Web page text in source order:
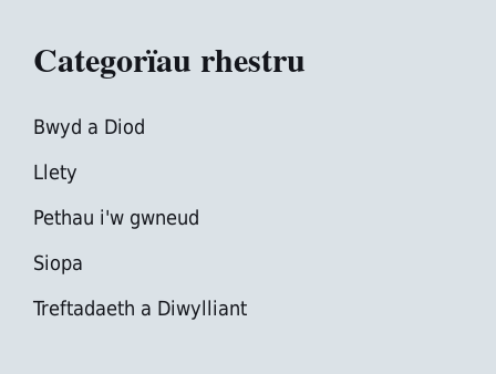
Categorïau rhestru
Bwyd a Diod
Llety
Pethau i'w gwneud
Siopa
Treftadaeth a Diwylliant